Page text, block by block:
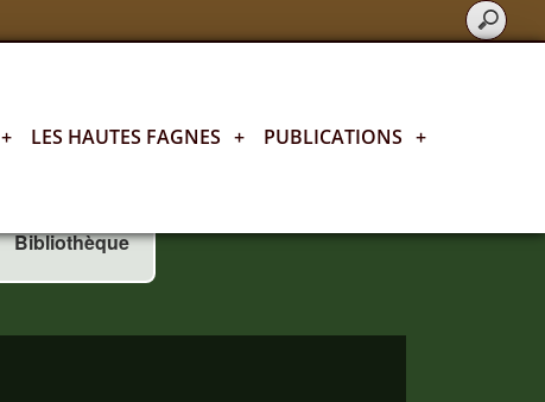
+ LES HAUTES FAGNES + PUBLICATIONS +
Bibliothèque